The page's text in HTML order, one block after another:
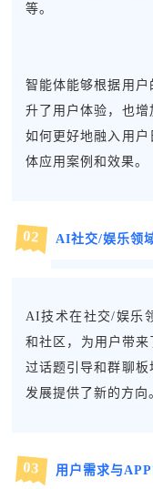
等。
智能体能够根据用
升了用户体验，也
如何更好地融入用
体应用案例和效果。
02 AI社交/娱乐领
AI技术在社交/娱乐
和社区，为用户带
过话题引导和群聊
发展提供了新的方向
03 用户需求与